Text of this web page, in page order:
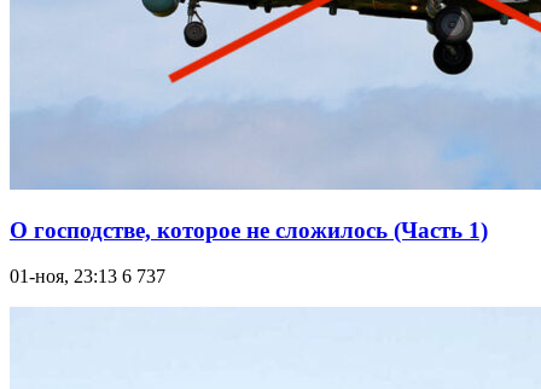
О господстве, которое не сложилось (Часть 1)
01-ноя, 23:13 6 737